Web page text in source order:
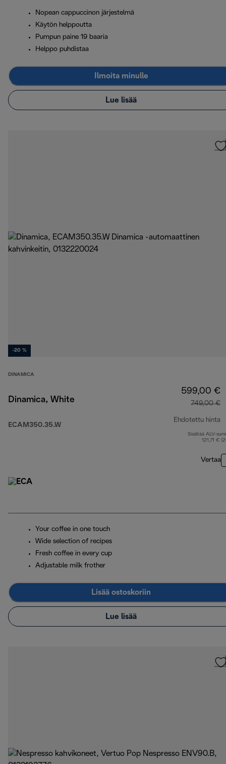
Nopean cappuccinon järjestelmä
Käytön helppoutta
Pumpun paine 19 baaria
Helppo puhdistaa
Ilmoita minulle
Lue lisää
-20 %
DINAMICA
Dinamica, White
ECAM350.35.W
599,00 €
749,00 €
Ehdotettu hinta
Sisältää ALV-
121,71 €
Vertaa
Your coffee in one touch
Wide selection of recipes
Fresh coffee in every cup
Adjustable milk frother
Lisää ostoskoriin
Lue lisää